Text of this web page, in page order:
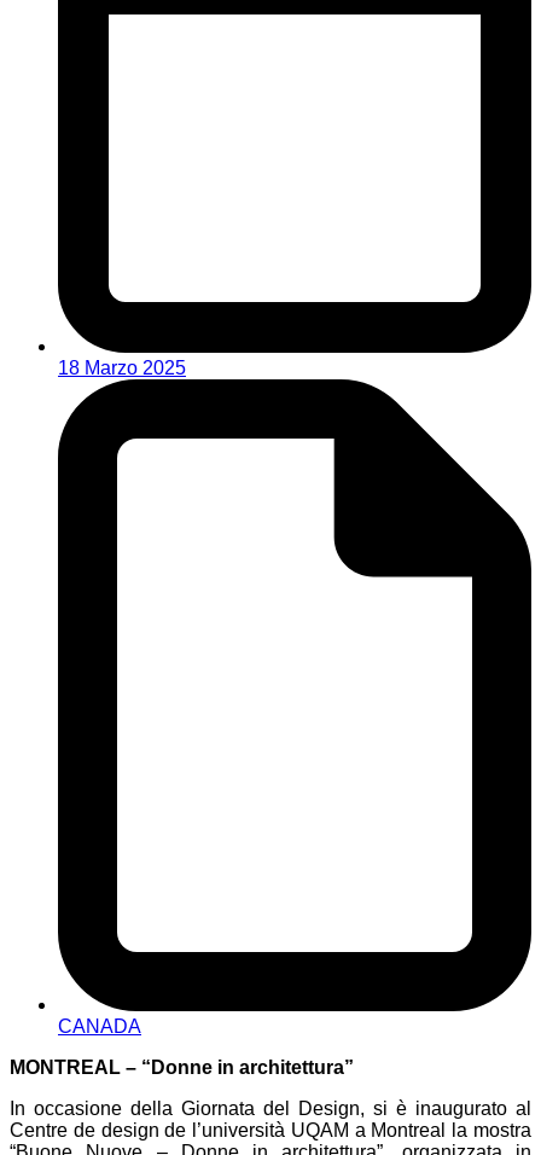
18 Marzo 2025
CANADA
MONTREAL – “Donne in architettura”
In occasione della Giornata del Design, si è inaugurato al
Centre de design de l’università UQAM a Montreal la mostra